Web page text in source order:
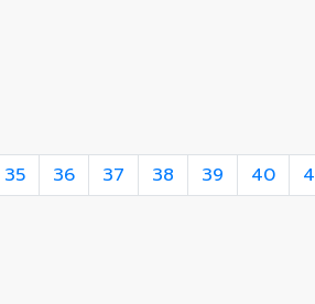
35 36 37 38 39 40